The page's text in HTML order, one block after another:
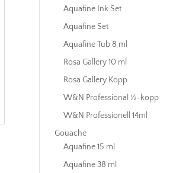
Aquafine Ink Set
Aquafine Set
Aquafine Tub 8 ml
Rosa Gallery 10 ml
Rosa Gallery Kopp
W&N Professional ½-kopp
W&N Professionell 14ml
Gouache
Aquafine 15 ml
Aquafine 38 ml